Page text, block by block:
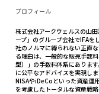
プロフィール
株式会社アークウェルスの山
ープ」のグループ会社でIFAを
社のノルマに縛られない正直
る理由は、一般的な販売手数
型）」の手数料体系にありま
に公平なアドバイスを実現し
NISAやiDeCoといった資産運
を考慮したトータルな資産戦